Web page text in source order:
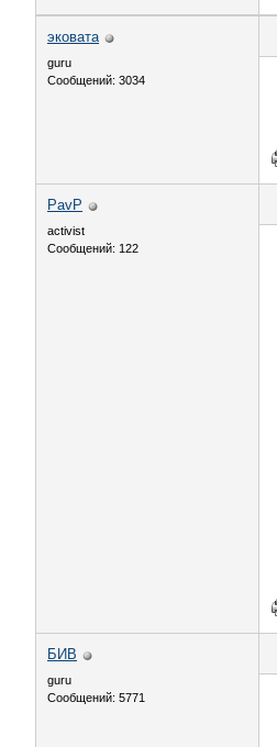
эковата
guru
Сообщений: 3034
PavP
activist
Сообщений: 122
БИВ
guru
Сообщений: 5771